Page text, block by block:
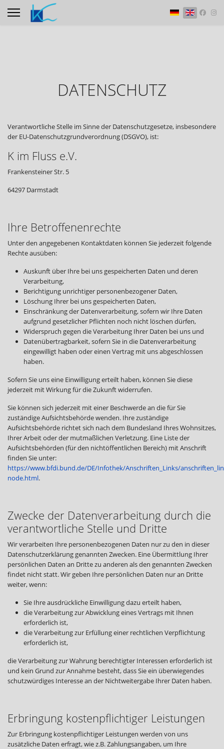
Select your
DATENSCHUTZ
Verantwortliche Stelle im Sinne der Datenschutzgesetze, insbesondere
der EU-Datenschutzgrundverordnung (DSGVO), ist:
K im Fluss e.V.
Frankensteiner Str. 5
64297 Darmstadt
Ihre Betroffenenrechte
Unter den angegebenen Kontaktdaten können Sie jederzeit folgende
Rechte ausüben:
Auskunft über Ihre bei uns gespeicherten Daten und deren
Verarbeitung,
Berichtigung unrichtiger personenbezogener Daten,
Löschung Ihrer bei uns gespeicherten Daten,
Einschränkung der Datenverarbeitung, sofern wir Ihre Daten
aufgrund gesetzlicher Pflichten noch nicht löschen dürfen,
Widerspruch gegen die Verarbeitung Ihrer Daten bei uns und
Datenübertragbarkeit, sofern Sie in die Datenverarbeitung
eingewilligt haben oder einen Vertrag mit uns abgeschlossen
haben.
Sofern Sie uns eine Einwilligung erteilt haben, können Sie diese
jederzeit mit Wirkung für die Zukunft widerrufen.
Sie können sich jederzeit mit einer Beschwerde an die für Sie
zuständige Aufsichtsbehörde wenden. Ihre zuständige
Aufsichtsbehörde richtet sich nach dem Bundesland Ihres Wohnsitzes,
Ihrer Arbeit oder der mutmaßlichen Verletzung. Eine Liste der
Aufsichtsbehörden (für den nichtöffentlichen Bereich) mit Anschrift
finden Sie unter:
https://www.bfdi.bund.de/DE/Infothek/Anschriften_Links/
node.html.
Zwecke der Datenverarbeitung durch die
verantwortliche Stelle und Dritte
Wir verarbeiten Ihre personenbezogenen Daten nur zu den in dieser
Datenschutzerklärung genannten Zwecken. Eine Übermittlung Ihrer
persönlichen Daten an Dritte zu anderen als den genannten Zwecken
findet nicht statt. Wir geben Ihre persönlichen Daten nur an Dritte
weiter, wenn:
Sie Ihre ausdrückliche Einwilligung dazu erteilt haben,
die Verarbeitung zur Abwicklung eines Vertrags mit Ihnen
erforderlich ist,
die Verarbeitung zur Erfüllung einer rechtlichen Verpflichtung
erforderlich ist,
die Verarbeitung zur Wahrung berechtigter Interessen erforderlich ist
und kein Grund zur Annahme besteht, dass Sie ein überwiegendes
schutzwürdiges Interesse an der Nichtweitergabe Ihrer Daten haben.
Erbringung kostenpflichtiger Leistungen
Zur Erbringung kostenpflichtiger Leistungen werden von uns
zusätzliche Daten erfragt, wie z.B. Zahlungsangaben, um Ihre